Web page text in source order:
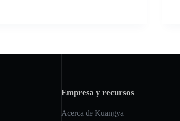
Empresa y recursos
Acerca de Kuangya